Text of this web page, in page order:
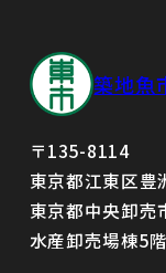
築地魚
〒135-8114
東京都江東区豊
東京都中央卸売
水産卸売場棟5階